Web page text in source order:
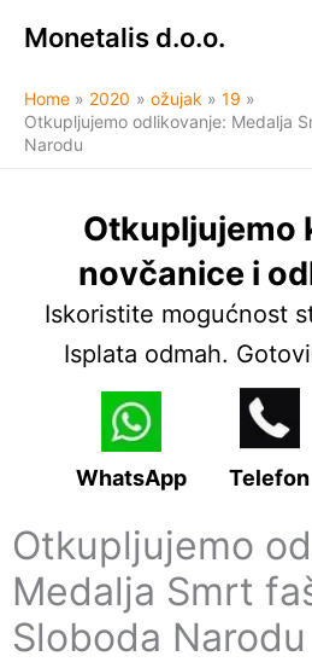
Monetalis d.o.o.
Home 2020 ožujak
19
Otkupljujemo odlikovanje: Medalja
Narodu
Otkupljujemo
novčanice i
Iskoristite mogućnost
Isplata odmah.
WhatsApp Telefon
Otkupljujemo
Medalja Smrt
Sloboda Narodu